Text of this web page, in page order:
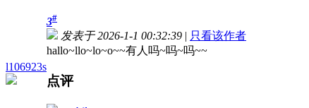
l106923s
3#
发表于 2026-1-1 00:32:39 | 只看该作者
hallo~llo~lo~o~~有人吗~吗~吗~~
点评